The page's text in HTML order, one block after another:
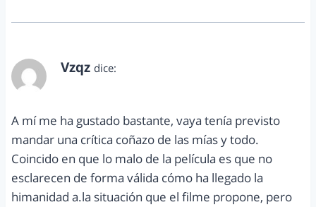
Vzqz dice:
A mí me ha gustado bastante, vaya tenía previsto
mandar una crítica coñazo de las mías y todo.
Coincido en que lo malo de la película es que no
esclarecen de forma válida cómo ha llegado la
himanidad a.la situación que el filme propone, pero